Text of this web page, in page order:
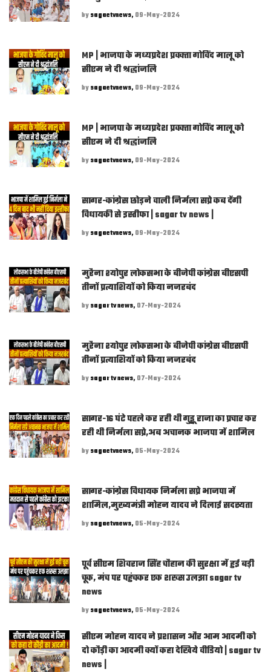
bysagaetvnews, 09-May-2024
MP | भाजपा के मध्यप्रदेश प्रवक्‍ता गोविंद मालू को
सीएम ने दी श्रद्धांजलि
bysagaetvnews, 09-May-2024
MP | भाजपा के मध्यप्रदेश प्रवक्‍ता गोविंद मालू को
सीएम ने दी श्रद्धांजलि
bysagaetvnews, 09-May-2024
सागर-कांग्रेस छोड़ने वाली निर्मला सप्रे कब देंगी
विधायकी से इस्तीफा | sagar tv news |
bysagaetvnews, 09-May-2024
मुरैना श्योपुर लोकसभा के बीजेपी कांग्रेस बीएसपी
तीनों प्रत्याशियों को किया नजरबंद
bysagar tv news, 07-May-2024
मुरैना श्योपुर लोकसभा के बीजेपी कांग्रेस बीएसपी
तीनों प्रत्याशियों को किया नजरबंद
bysagar tv news, 07-May-2024
सागर-16 घंटे पहले कर रही थी गुड्डू राजा का प्रचार कर
रही थी निर्मला सप्रे,अब अचानक भाजपा में शामिल
bysagaetvnews, 05-May-2024
सागर-कांग्रेस विधायक निर्मला सप्रे भाजपा में
शामिल,मुख्यमंत्री मोहन यादव ने दिलाई सदस्यता
bysagaetvnews, 05-May-2024
पूर्व सीएम शिवराज सिंह चौहान की सुरक्षा में हुई बड़ी
चूक, मंच पर पहुंचकर एक शख्स उलझा sagar tv
news
bysagaetvnews, 05-May-2024
सीएम मोहन यादव ने प्रशासन और आम आदमी को
दो कौड़ी का आदमी क्यों कहा देखिये वीडियो | sagar tv
news |